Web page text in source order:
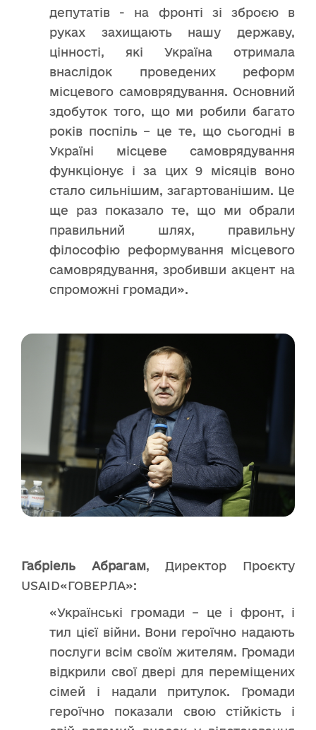
депутатів - на фронті зі зброєю в
руках захищають нашу державу,
цінності, які Україна отримала
внаслідок проведених реформ
місцевого самоврядування. Основний
здобуток того, що ми робили багато
років поспіль – це те, що сьогодні в
Україні місцеве самоврядування
функціонує і за цих 9 місяців воно
стало сильнішим, загартованішим. Це
ще раз показало те, що ми обрали
правильний шлях, правильну
філософію реформування місцевого
самоврядування, зробивши акцент на
спроможні громади».
Габріель Абрагам, Директор Проєкту
USAID«ГОВЕРЛА»:
«Українські громади – це і фронт, і
тил цієї війни. Вони героїчно надають
послуги всім своїм жителям. Громади
відкрили свої двері для переміщених
сімей і надали притулок. Громади
героїчно показали свою стійкість і